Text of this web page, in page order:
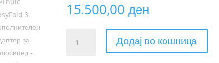
15.500,00 ден
EasyFold
Додај во кошница